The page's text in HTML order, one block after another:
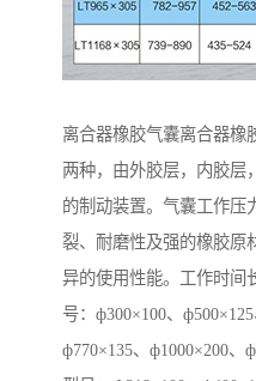
离合器橡胶气囊离合器橡
两种，由外胶层，内胶层
的制动装置。气囊工作压
裂、耐磨性及强的橡胶原
异的使用性能。工作时间
号：ф300×100、
ф770×135、ф1000×200、